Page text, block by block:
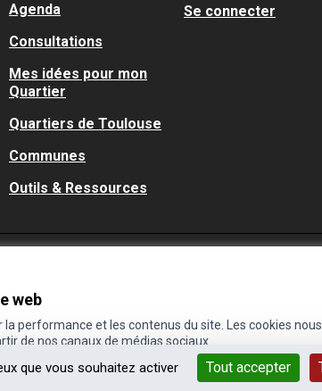
que vous souhaitez activer Tout accepter
web
performance et les contenus du site. Les cookies
de nos canaux de médias sociaux.
Agenda
Consultations
Mes idées pour mon
Quartier
Quartiers de Toulouse
Communes
Outils & Ressources
Se connecter